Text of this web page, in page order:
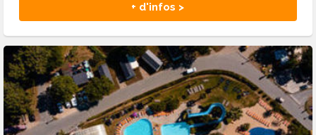
+ d'infos >